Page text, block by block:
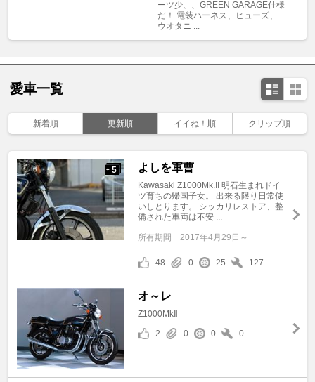
ーツ少、、GREEN GARAGE仕様
だ！ 電装ハーネス、ヒューズ、
ウオタニ ...
愛車一覧
新着順 更新順 イイね！順 クリップ順
+ 5 よしを軍曹
Kawasaki Z1000Mk.II 明石生まれドイ
ツ育ちの帰国子女。 出来る限り日常使
いしとります。 シッカリレストア、整
備された車両は不安 ...
所有期間 2017年4月29日～
48 0 25 127
オ～レ
Z1000MkⅡ
2
0 0 0